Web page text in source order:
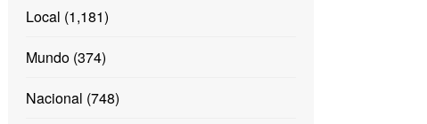
Local (1,181)
Mundo(374)
Nacional (748)